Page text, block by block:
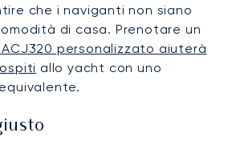
che i naviganti non siano
di casa. Prenotare un
personalizzato aiuterà
allo yacht con uno